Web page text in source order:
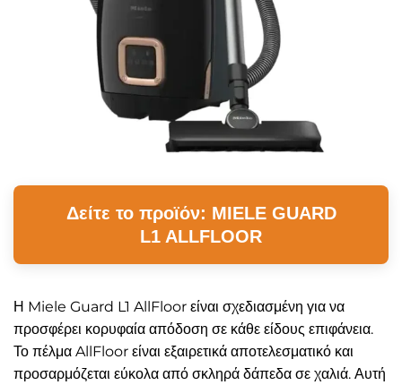
Δείτε το προϊόν: MIELE GUARD
L1 ALLFLOOR
Η Miele Guard L1 AllFloor είναι σχεδιασμένη για να
προσφέρει κορυφαία απόδοση σε κάθε είδους επιφάνεια.
Το πέλμα AllFloor είναι εξαιρετικά αποτελεσματικό και
προσαρμόζεται εύκολα από σκληρά δάπεδα σε χαλιά. Αυτή